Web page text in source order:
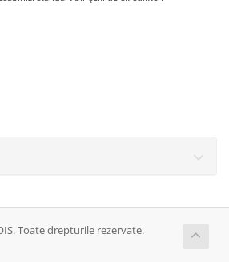
Toate drepturile rezervate.